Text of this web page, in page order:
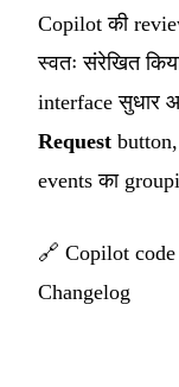
Copilot की
स्वतः संरेखित
interface सुधार
Request
events का
🔗 Copilot
Changelog